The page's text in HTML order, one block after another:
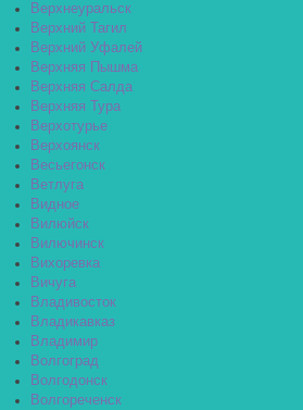
Верхнеуральск
Верхний Тагил
Верхний Уфалей
Верхняя Пышма
Верхняя Салда
Верхняя Тура
Верхотурье
Верхоянск
Весьегонск
Ветлуга
Видное
Вилюйск
Вилючинск
Вихоревка
Вичуга
Владивосток
Владикавказ
Владимир
Волгоград
Волгодонск
Волгореченск